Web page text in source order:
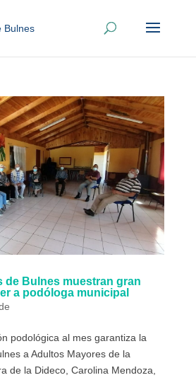
de Bulnes muestran gran
a podóloga municipal
podológica al mes garantiza la
a Adultos Mayores de la
de la Dideco, Carolina Mendoza,